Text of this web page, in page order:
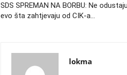
SDS SPREMAN NA BORBU: Ne
evo šta zahtjevaju od CIK-a…
lokma